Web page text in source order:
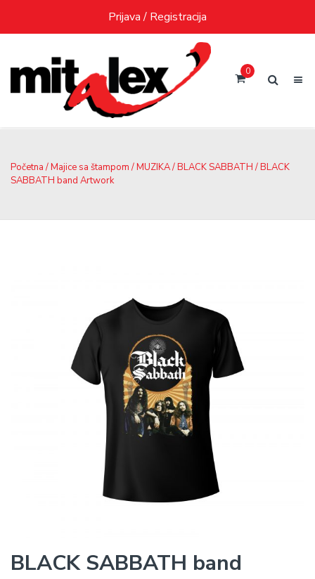
content
Prijava / Registracija
0
Početna /Majice sa štampom /MUZIKA/BLACK SABBATH / BLACK
SABBATH band Artwork
BLACK SABBATH band